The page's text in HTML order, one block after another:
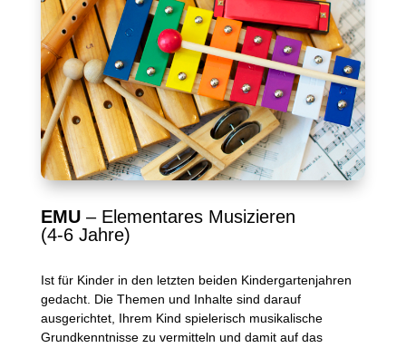
EMU– Elementares Musizieren
(4-6 Jahre)
Ist für Kinder in den letzten beiden Kindergartenjahren
gedacht. Die Themen und Inhalte sind darauf
ausgerichtet, Ihrem Kind spielerisch musikalische
Grundkenntnisse zu vermitteln und damit auf das